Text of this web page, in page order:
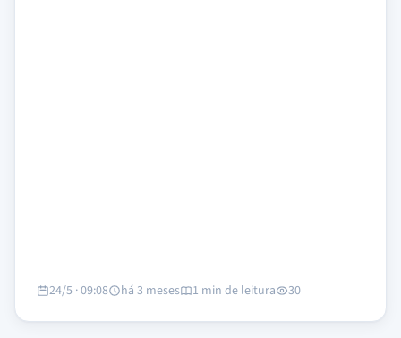
24/5 · 09:08 há 3 meses 1 min de leitura 30